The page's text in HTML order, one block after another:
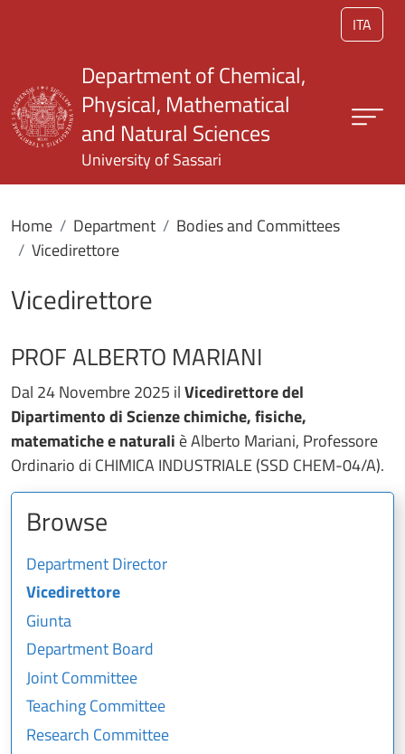
ITA
Department of Chemical,
Physical, Mathematical
and Natural Sciences
University of Sassari
Home Department
Bodies and Committees
Vicedirettore
Vicedirettore
PROF ALBERTO MARIANI
Dal 24 Novembre 2025 ilVicedirettore del
Dipartimento di Scienze chimiche, fisiche,
matematiche e naturali è Alberto Mariani, Professore
Ordinario di CHIMICA INDUSTRIALE (SSD CHEM-04/A).
Browse
Department Director
Vicedirettore
Giunta
Department Board
Joint Committee
Teaching Committee
Research Committee